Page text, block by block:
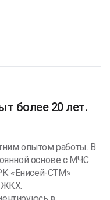
более 20 лет.
опытом работы. В
основе с МЧС
«Енисей-СТМ»
ЖКХ.